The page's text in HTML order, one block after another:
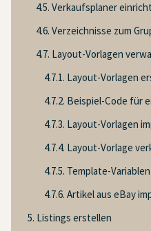
4.5. Verkaufsplaner
4.6. Verzeichnisse zum
4.7. Layout-Vorlagen
4.7.1. Layout-Vorlagen
4.7.2. Beispiel-Code für
4.7.3. Layout-Vorlagen
4.7.4. Layout-Vorlage
4.7.5. Template-
4.7.6. Artikel aus eBay
5. Listings erstellen